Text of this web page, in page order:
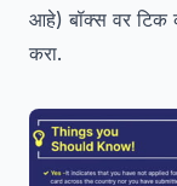
आहे) बॉक्स वर
करा.